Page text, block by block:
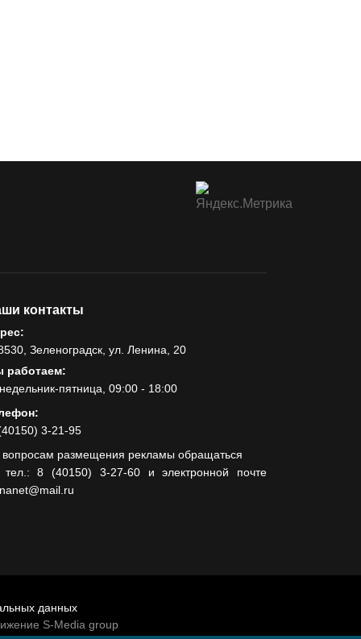
контакты
Зеленоградск, ул. Ленина, 20
работаем:
пятница, 09:00 - 18:00
3-21-95
размещения рекламы обращаться
тел.: 8 (40150) 3-27-60 и электронной почте
данных
S-Media group